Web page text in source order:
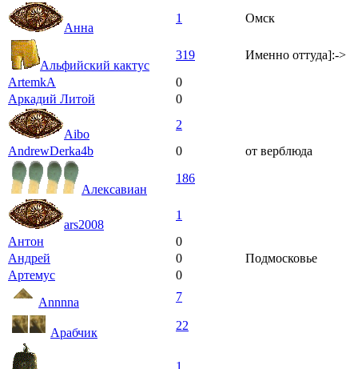
Анна
1 Омск
Альфийский кактус
319
Именно оттуда]:->
ArtemkA
0
Аркадий Литой
0
Aibo
2
AndrewDerka4b
0 от верблюда
Алексавиан
186
ars2008
1
Антон
0
Андрей
0
Подмосковье
Артемус
0
Annnna
7
Арабчик
22
1